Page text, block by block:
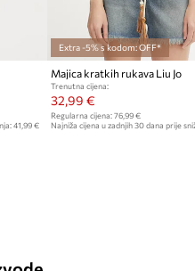
41,99 €
Extra -5% s kodom: OFF*
Majica kratkih rukava Liu Jo
Trenutna cijena:
32,99 €
Regularna cijena:76,99 €
Najniža cijena u zadnjih 30 dana prije